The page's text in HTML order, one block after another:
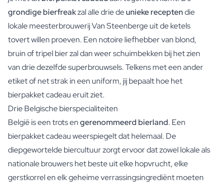
grondige bierfreakzal alle drie deunieke receptendie
lokale meesterbrouwerij Van Steenberge uit de ketels
tovert willen proeven. Een notoire liefhebber van blond,
bruin of tripel bier zal dan weer schuimbekken bij het zien
van drie dezelfde superbrouwsels. Telkens met een ander
etiket of net strak in een uniform, jij bepaalt hoe het
bierpakket cadeau eruit ziet.
Drie Belgische bierspecialiteiten
België is een trots engerenommeerd bierland. Een
bierpakket cadeau weerspiegelt dat helemaal. De
diepgewortelde biercultuur zorgt ervoor dat zowel lokale als
nationale brouwers het beste uit elke hopvrucht, elke
gerstkorrel en elk geheime verrassingsingrediënt moeten